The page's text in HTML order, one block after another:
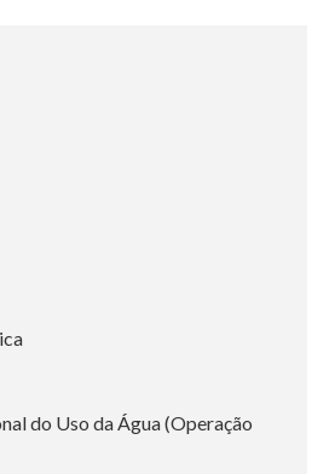
do Uso da Água (Operação